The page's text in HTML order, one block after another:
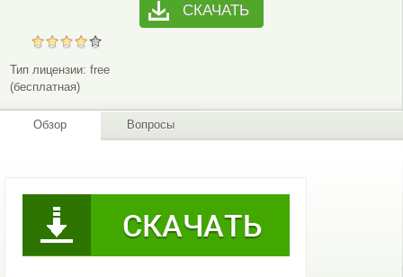
СКАЧАТЬ
Тип лицензии: free
(бесплатная)
Обзор Вопросы